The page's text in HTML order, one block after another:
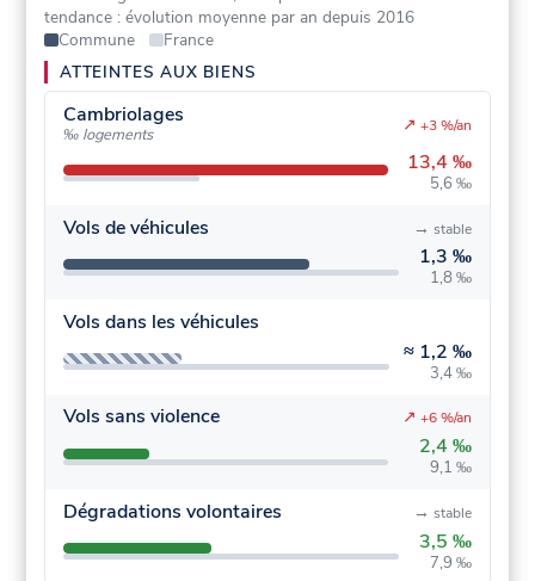
tendance : évolution moyenne par an depuis 2016
Commune
France
ATTEINTES AUX BIENS
Cambriolages
‰ logements
13,4 ‰
5,6 ‰
↗ +3 %/an
Vols de véhicules
1,3 ‰
1,8 ‰
→ stable
Vols dans les véhicules
≈ 1,2 ‰
3,4 ‰
Vols sans violence
2,4 ‰
9,1 ‰
↗ +6 %/an
Dégradations volontaires
3,5 ‰
7,9 ‰
→ stable